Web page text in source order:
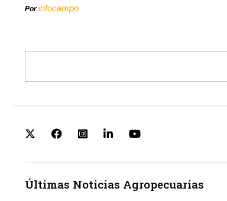
Porinfocampo
Últimas Noticias Agropecuarias